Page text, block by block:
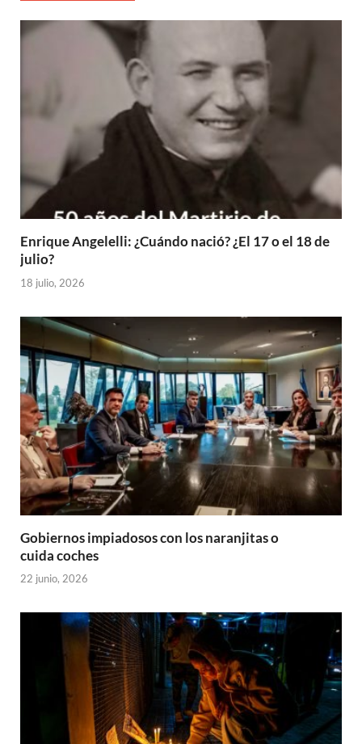
Enrique Angelelli: ¿Cuándo nació? ¿El 17 o el 18 de
julio?
18 julio, 2026
Gobiernos impiadosos con los naranjitas o
cuida coches
22 junio, 2026